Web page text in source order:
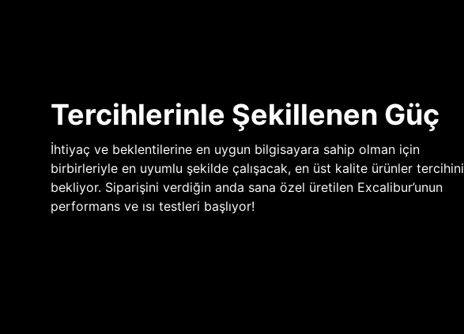
Tercihlerinle Şekillenen Güç
İhtiyaç ve beklentilerine en uygun bilgisayara sahip olman için
birbirleriyle en uyumlu şekilde çalışacak, en üst kalite ürünler tercihini
bekliyor. Siparişini verdiğin anda sana özel üretilen Excalibur’unun
performans ve ısı testleri başlıyor!